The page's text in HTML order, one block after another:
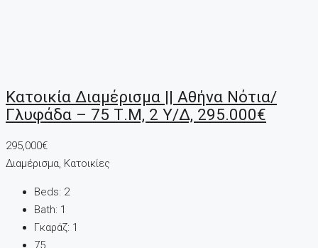
Κατοικία Διαμέρισμα || Αθήνα Νότια/
Γλυφάδα – 75 Τ.μ, 2 Υ/Δ, 295.000€
295,000€
Διαμέρισμα, Κατοικίες
Beds: 2
Bath: 1
Γκαράζ: 1
75